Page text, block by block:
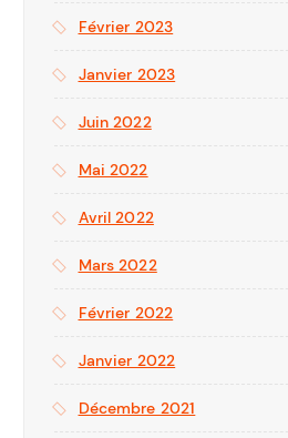
Février 2023
Janvier 2023
Juin 2022
Mai 2022
Avril 2022
Mars 2022
Février 2022
Janvier 2022
Décembre 2021